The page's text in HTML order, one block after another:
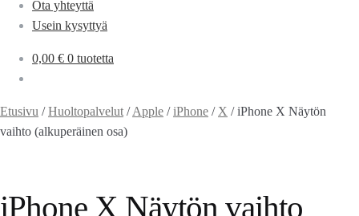
Ota yhteyttä
Usein kysyttyä
0,00 € 0 tuotetta
Etusivu /Huoltopalvelut /Apple /iPhone / X /iPhone X Näytön
vaihto (alkuperäinen osa)
iPhone X Näytön vaihto